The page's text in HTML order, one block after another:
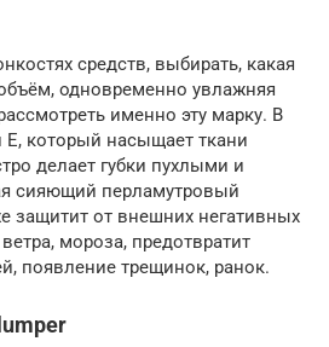
средств, выбирать, какая
одновременно увлажняя
именно эту марку. В
Е, который насыщает ткани
делает губки пухлыми и
сияющий перламутровый
защитит от внешних негативных
мороза, предотвратит
появление трещинок, ранок.